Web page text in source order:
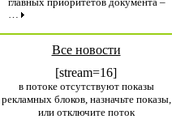
главных приоритетов документа –
…
Все новости
[stream=16]
в потоке отсутствуют показы
рекламных блоков, назначьте показы,
или отключите поток